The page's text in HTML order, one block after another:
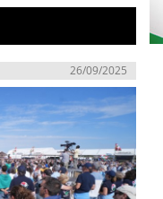
26/09/2025